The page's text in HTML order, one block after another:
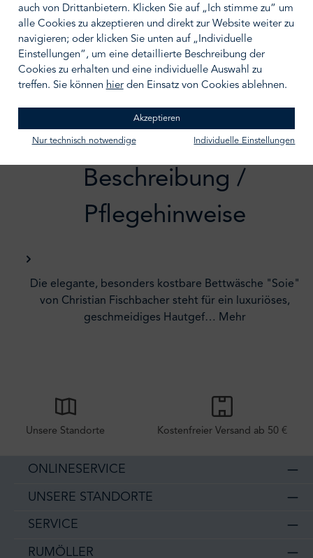
IN DEN WARENKORB
Zum Merkzettel hinzufügen
Beschreibung /
Pflegehinweise
Die elegante, besonders kostbare Bettwäsche "Soie"
von Christian Fischbacher steht für ein luxuriöses,
geschmeidiges Hautgef… Mehr
Unsere Standorte Kostenfreier Versand ab 50 €
ONLINESERVICE
UNSERE STANDORTE
SERVICE
RUMÖLLER
auch von Drittanbietern. Klicken Sie auf „Ich stimme zu“ um
alle Cookies zu akzeptieren und direkt zur Website weiter zu
navigieren; oder klicken Sie unten auf „Individuelle
Einstellungen“, um eine detaillierte Beschreibung der
Cookies zu erhalten und eine individuelle Auswahl zu
treffen. Sie können hierden Einsatz von Cookies ablehnen.
Akzeptieren
Nur technisch notwendige Individuelle Einstellungen